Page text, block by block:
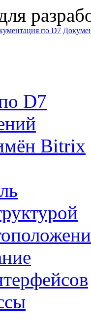
по D7
D7
Bitrix